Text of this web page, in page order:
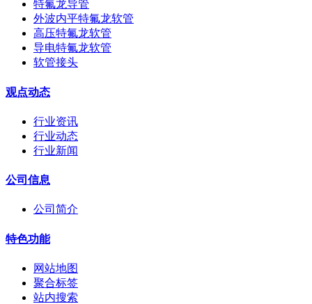
特氟龙导管
外波内平特氟龙软管
高压特氟龙软管
导电特氟龙软管
软管接头
观点动态
行业资讯
行业动态
行业新闻
公司信息
公司简介
特色功能
网站地图
聚合标签
站内搜索